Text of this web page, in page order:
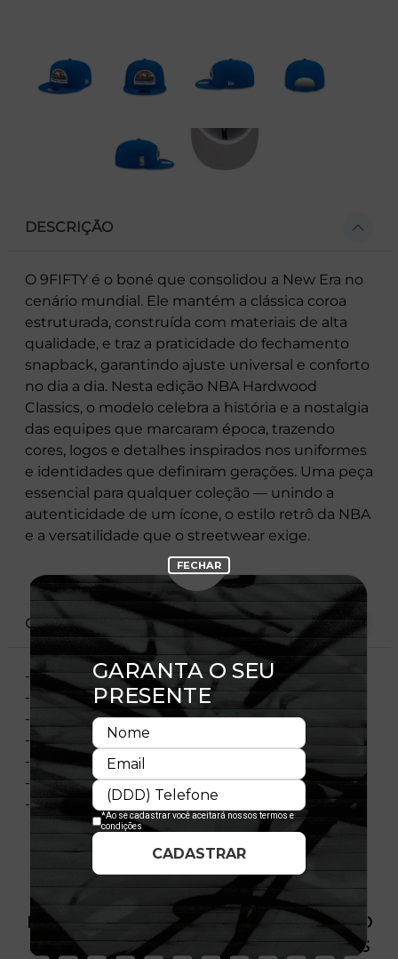
DESCRIÇÃO
O 9FIFTY é o boné que consolidou a New Era no
cenário mundial. Ele mantém a clássica coroa
estruturada, construída com materiais de alta
qualidade, e traz a praticidade do fechamento
snapback, garantindo ajuste universal e conforto
no dia a dia. Nesta edição NBA Hardwood
Classics, o modelo celebra a história e a nostalgia
das equipes que marcaram época, trazendo
cores, logos e detalhes inspirados nos uniformes
e identidades que definiram gerações. Uma peça
essencial para qualquer coleção — unindo a
autenticidade de um ícone, o estilo retrô da NBA
e a versatilidade que o streetwear exige.
CARACTERÍSTICAS
- Modelo ajustável
- Fechamento tipo Snapback
- Copa estruturada
- Aba reta
- Flag New Era® bordada na lateral esquerda
- Licença oficial
- Composição: 100% Poliéster
PRODUTO SEM ESTOQUE DÍSPONÍVEL NO
SITE, CONSULTE A DISPONIBILIDADE NAS